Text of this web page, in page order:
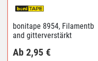
bonitape 8954, Filamentb
and gitterverstärkt
Ab 2,95 €